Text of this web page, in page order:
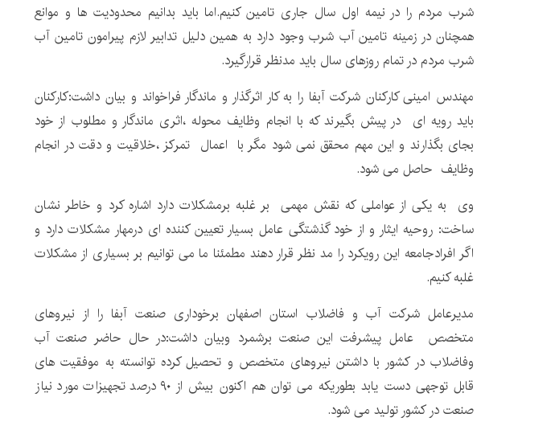
شرب مردم را در نیمه اول سال جاری تامین کنیم.اما باید بدانیم محدودیت ها و موانع
همچنان در زمینه تامین آب شرب وجود دارد به همین دلیل تدابیر لازم پیرامون تامین آب
شرب مردم در تمام روزهای سال باید مدنظر قرارگیرد.
مهندس امینی کارکنان شرکت آبفا را به کار اثرگذار و ماندگار فراخواند و بیان داشت:کارکنان
باید رویه ای در پیش بگیرند که با انجام وظایف محوله ،اثری ماندگار و مطلوب از خود
بجای بگذارند و این مهم محقق نمی شود مگر با اعمال تمرکز ،خلاقیت و دقت در انجام
وظایف حاصل می شود.
وی به یکی از عواملی که نقش مهمی بر غلبه برمشکلات دارد اشاره کرد و خاطر نشان
ساخت: روحیه ایثار و از خود گذشتگی عامل بسیار تعیین کننده ای درمهار مشکلات دارد و
اگر افرادجامعه این رویکرد را مد نظر قرار دهند مطمئنا ما می توانیم بر بسیاری از مشکلات
غلبه کنیم.
مدیرعامل شرکت آب و فاضلاب استان اصفهان برخوداری صنعت آبفا را از نیروهای
متخصص عامل پیشرفت این صنعت برشمرد وبیان داشت:در حال حاضر صنعت آب
وفاضلاب در کشور با داشتن نیروهای متخصص و تحصیل کرده توانسته به موفقیت های
قابل توجهی دست یابد بطوریکه می توان هم اکنون بیش از ۹۰ درصد تجهیزات مورد نیاز
صنعت در کشور تولید می شود.